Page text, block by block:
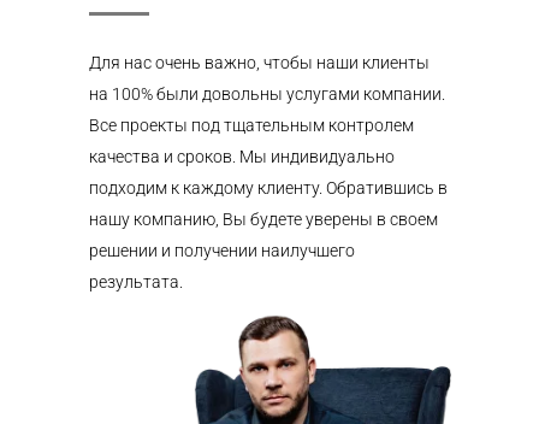
Для нас очень важно, чтобы наши клиенты
на 100% были довольны услугами компании.
Все проекты под тщательным контролем
качества и сроков. Мы индивидуально
подходим к каждому клиенту. Обратившись в
нашу компанию, Вы будете уверены в своем
решении и получении наилучшего
результата.